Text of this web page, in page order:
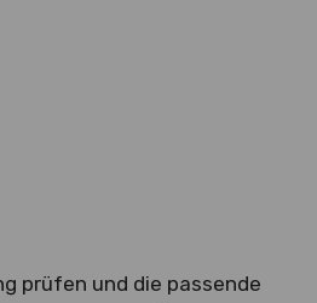
prüfen und die passende